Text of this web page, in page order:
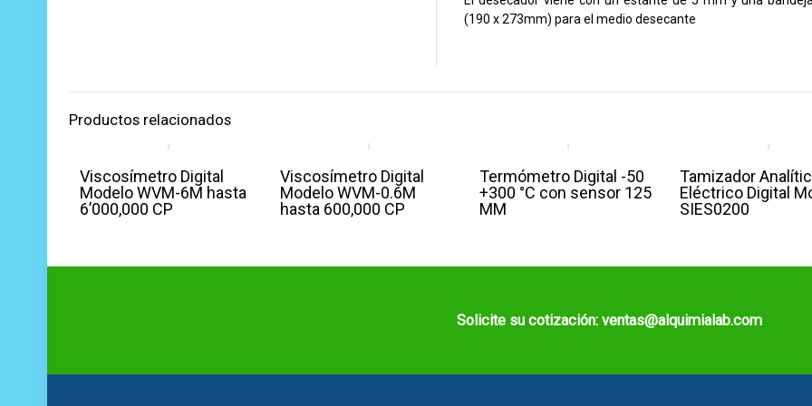
(190 x 273mm) para el medio desecante
Productos relacionados
Viscosímetro Digital
Modelo WVM-6M hasta
6’000,000 CP
Viscosímetro Digital
Modelo WVM-0.6M
hasta 600,000 CP
Termómetro Digital -50
+300 °C con sensor 125
MM
Tamizador
Eléctrico Digital
SIES0200
Solicite su cotización: ventas@alquimialab.com